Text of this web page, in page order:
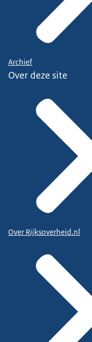
Archief
Over deze site
Over Rijksoverheid.nl